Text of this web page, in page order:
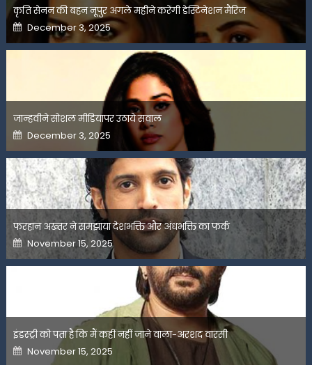
कृति सेनन की बहन नूपुर अगले महीने करेंगी डेस्टिनेशन मैरिज
Posted
on
December 3, 2025
जान्हवीने सोशल मीडियापर उठाये सवाल
Posted
on
December 3, 2025
फरहान अख्तर ने समझाया देशभक्ति और अंधभक्ति का फर्क
Posted
on
November 15, 2025
इंडस्ट्री को पता है कि मैं कहीं नहीं जाने वाला-अरशद वारसी
Posted
on
November 15, 2025